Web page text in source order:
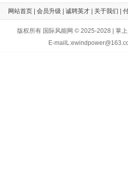
网站首页| 会员升级 诚聘英才| 关于我们
版权所有 国际风能网 © 2025-2028 | 掌
E-